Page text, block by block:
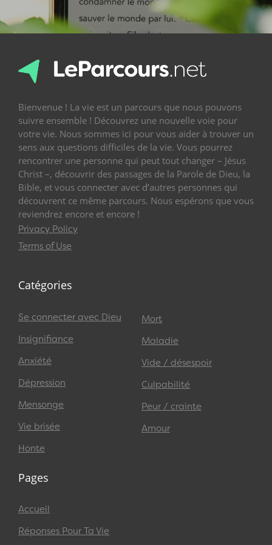
Bienvenue ! La vie est un parcours que nous pouvons
suivre ensemble ! Découvrez une nouvelle voie pour
votre vie. Nous sommes ici pour vous aider à trouver un
sens aux questions difficiles de la vie. Vous pourrez
rencontrer une personne qui peut tout changer – Jésus
Christ –, découvrir des passages de la Parole de Dieu, la
Bible, et vous connecter avec d’autres personnes qui
découvrent ce même parcours. Nous espérons que vous
reviendrez encore et encore !
Privacy Policy
Terms of Use
Catégories
Se connecter avec Dieu
Insignifiance
Anxiété
Dépression
Mensonge
Vie brisée
Honte
Mort
Maladie
Vide / désespoir
Culpabilité
Peur / crainte
Amour
Pages
Accueil
Réponses Pour Ta Vie